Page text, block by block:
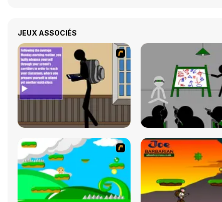
JEUX ASSOCIÉS